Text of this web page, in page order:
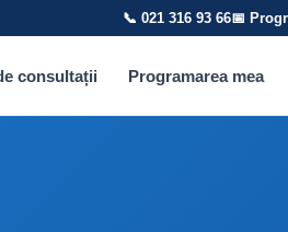
📞 021 316 93 66📅
consultații Programarea mea